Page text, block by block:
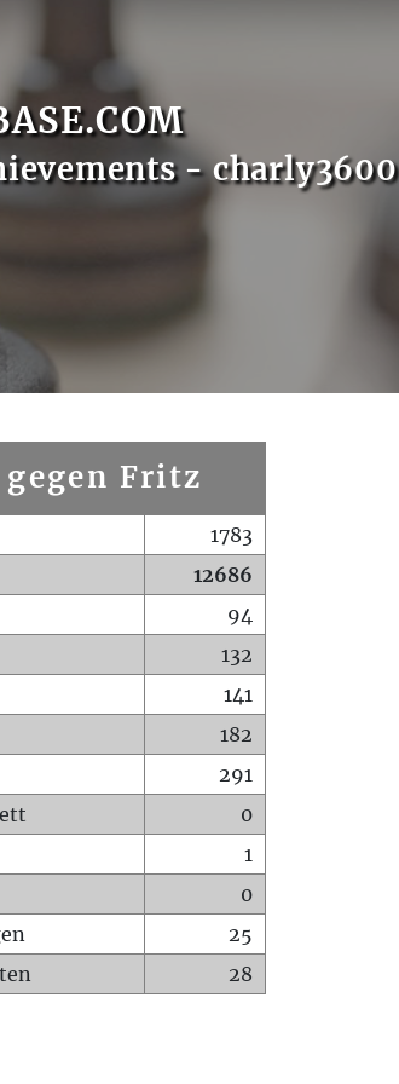
- charly3600
Fritz
1783
12686
94
132
141
182
291
0
1
0
25
28